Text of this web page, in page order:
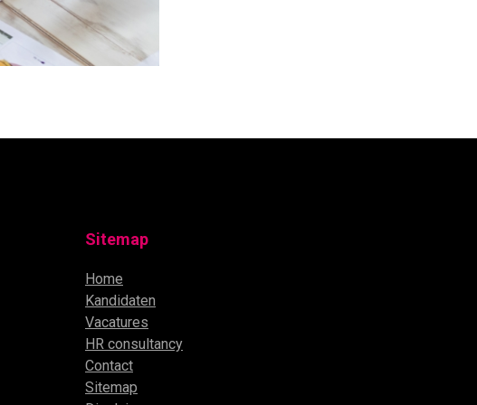
Sitemap
Home
Kandidaten
Vacatures
HR consultancy
Contact
Sitemap